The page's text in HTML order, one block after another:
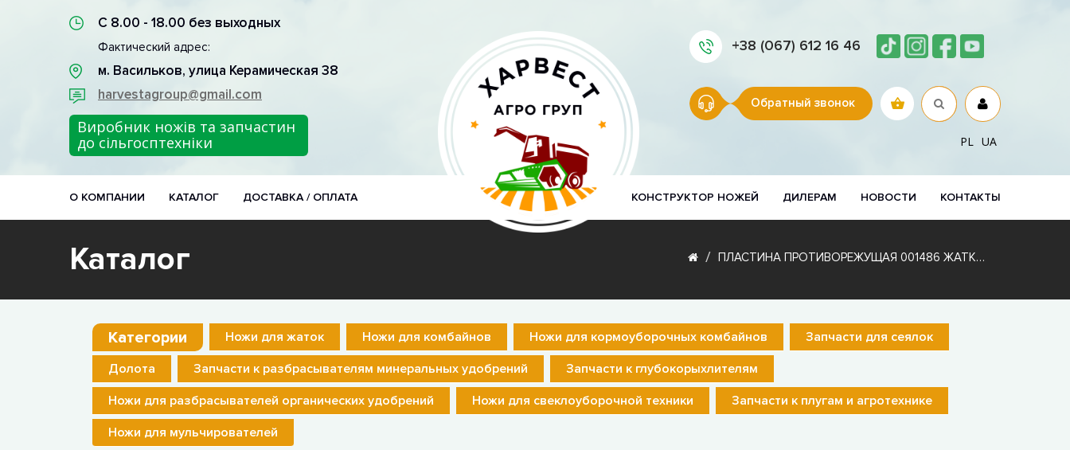
С 8.00 - 18.00 без выходных
Фактический адрес:
м. Васильков, улица Керамическая 38
harvestagroup@gmail.com
Виробник ножів та запчастин
до сільгосптехніки
+38 (067) 612 16 46
Обратный звонок
PL UA
О КОМПАНИИ КАТАЛОГ ДОСТАВКА / ОПЛАТА КОНСТРУКТОР НОЖЕЙ ДИЛЕРАМ НОВОСТИ КОНТАКТЫ
Каталог ПЛАСТИНА ПРОТИВОРЕЖУЩАЯ 001486 ЖАТКИ GERINGHOFF PCA С НАПЛАВКОЙ
Категории Ножи для жаток Ножи для комбайнов Ножи для кормоуборочных комбайнов
Запчасти для сеялок
Долота
Запчасти к разбрасывателям минеральных удобрений
Запчасти к глубокорыхлителям
Ножи для разбрасывателей органических удобрений
Ножи для свеклоуборочной техники
Запчасти к плугам и агротехнике
Ножи для мульчирователей